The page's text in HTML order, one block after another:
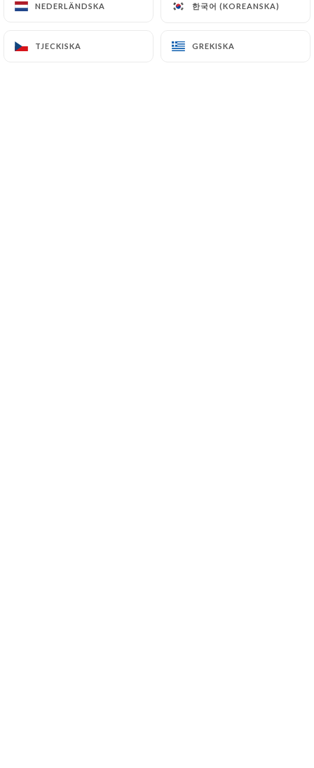
NEDERLÄNDSKA 한국어 (KOREANSKA)
TJECKISKA GREKISKA
NEDERLÄNDSKA 한국어 (KOREANSKA)
TJECKISKA GREKISKA